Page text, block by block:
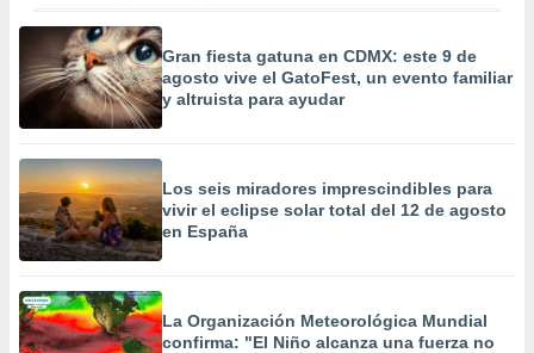
Gran fiesta gatuna en CDMX: este 9 de
agosto vive el GatoFest, un evento familiar
y altruista para ayudar
Los seis miradores imprescindibles para
vivir el eclipse solar total del 12 de agosto
en España
La Organización Meteorológica Mundial
confirma: "El Niño alcanza una fuerza no